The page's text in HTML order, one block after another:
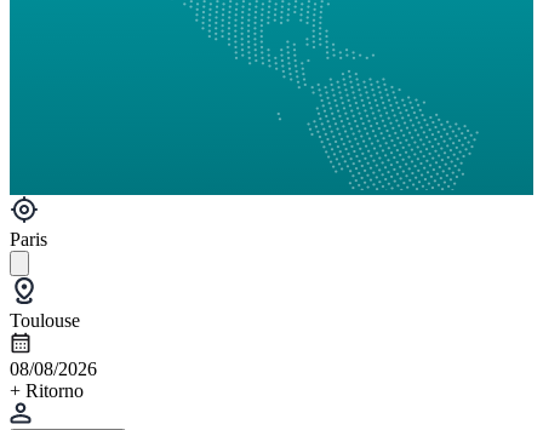
Paris
Toulouse
08/08/2026
+ Ritorno